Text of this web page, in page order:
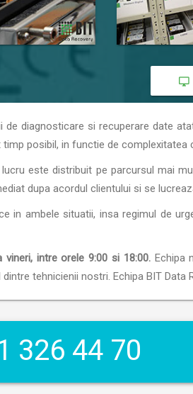
diagnosticare si recuperare date
posibil, in functie de complexitatea
este distribuit pe parcursul mai
dupa acordul clientului si se
in ambele situatii, insa regimul de
vineri, intre orele 9:00 si 18:00.Echipa
tehnicienii nostri. Echipa BIT Data
326 44 70